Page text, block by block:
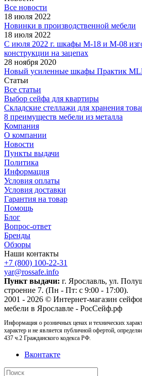
Все новости
18 июля 2022
Новинки в производственной мебели
18 июля 2022
С июля 2022 г. шкафы М-18 и М-08
конструкции на зацепах
28 ноября 2020
Новый усиленные шкафы Практик
Статьи
Все статьи
Выбор сейфа для квартиры
Складские стеллажи для хранения
8 преимуществ мебели из металла
Компания
О компании
Новости
Пункты выдачи
Политика
Информация
Условия оплаты
Условия доставки
Гарантия на товар
Помощь
Блог
Вопрос-ответ
Бренды
Обзоры
Наши контакты
+7 (800) 100-22-31
yar@rossafe.info
Пункт выдачи: г. Ярославль, ул.
строение 7. (Пн - Пт: с 9:00 - 17:00).
2001 - 2026 © Интернет-магазин
мебели в Ярославле - РосСейф.рф
Информация о розничных ценах и технических
характер и не является публичной офертой,
437 ч.2 Гражданского кодекса РФ.
Вконтакте